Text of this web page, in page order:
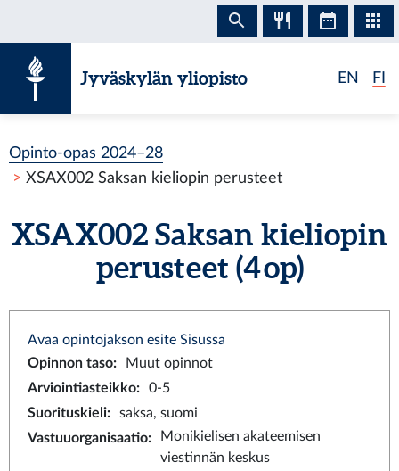
Jyväskylän yliopisto EN FI
Opinto-opas 2024–28
XSAX002 Saksan kieliopin perusteet
XSAX002 Saksan kieliopin
perusteet (4 op)
Avaa opintojakson esite Sisussa
Opinnon taso:
Muut opinnot
Arviointiasteikko:
0-5
Suorituskieli:
saksa, suomi
Vastuuorganisaatio:
Monikielisen akateemisen
viestinnän keskus